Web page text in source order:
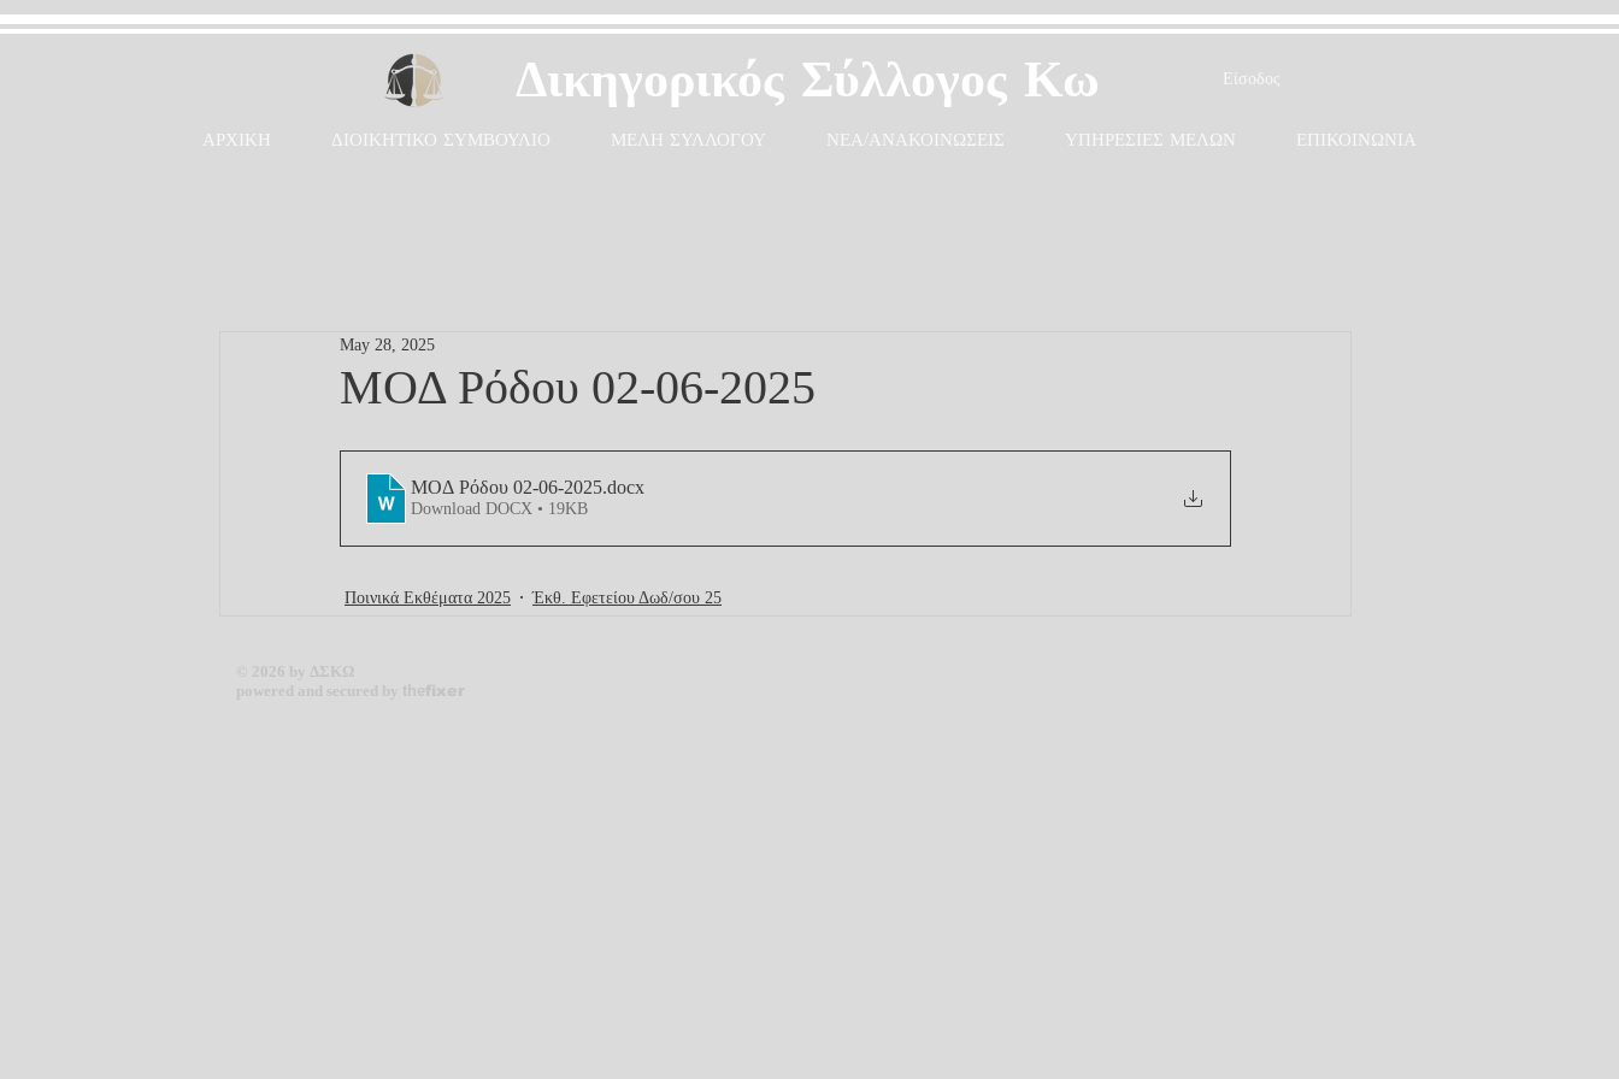
Δικηγορικός Σύλλογος Κω Είσοδος
ΑΡΧΙΚΗ ΔΙΟΙΚΗΤΙΚΟ ΣΥΜΒΟΥΛΙΟ ΜΕΛΗ ΣΥΛΛΟΓΟΥ ΝΕΑ/ΑΝΑΚΟΙΝΩΣΕΙΣ ΥΠΗΡΕΣΙΕΣ ΜΕΛΩΝ ΕΠΙΚΟΙΝΩΝΙΑ
ΜΟΔ Ρόδου 02-06-2025
May 28, 2025
ΜΟΔ Ρόδου 02-06-2025.docx
Download DOCX • 19KB
Ποινικά Εκθέματα 2025 Έκθ. Εφετείου Δωδ/σου 25
© 2026 by ΔΣΚΩ
powered and secured by thefixer